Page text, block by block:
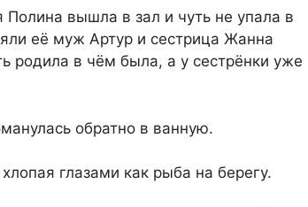
вышла в зал и чуть не упала в
её муж Артур и сестрица Жанна
родила в чём была, а у сестрёнки уже
обратно в ванную.
глазами как рыба на берегу.